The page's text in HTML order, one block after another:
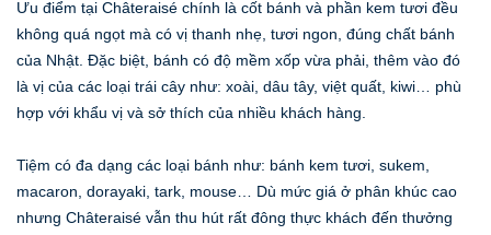
Ưu điểm tại Châteraisé chính là cốt bánh và phần kem tươi đều
không quá ngọt mà có vị thanh nhẹ, tươi ngon, đúng chất bánh
của Nhật. Đặc biệt, bánh có độ mềm xốp vừa phải, thêm vào đó
là vị của các loại trái cây như: xoài, dâu tây, việt quất, kiwi… phù
hợp với khẩu vị và sở thích của nhiều khách hàng.
Tiệm có đa dạng các loại bánh như: bánh kem tươi, sukem,
macaron, dorayaki, tark, mouse… Dù mức giá ở phân khúc cao
nhưng Châteraisé vẫn thu hút rất đông thực khách đến thưởng